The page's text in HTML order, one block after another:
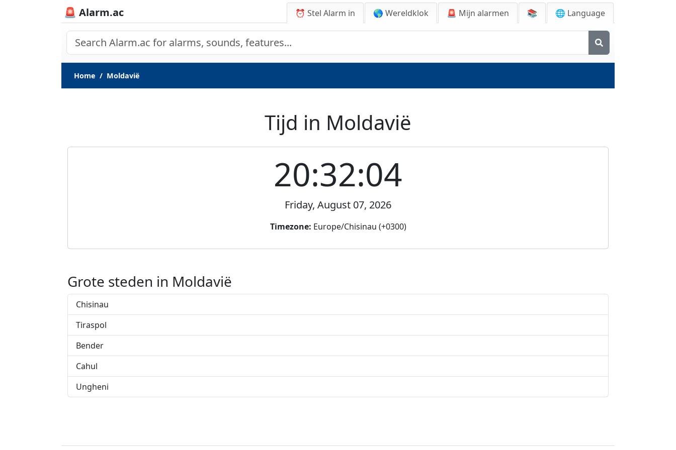
🚨 Alarm.ac ⏰ Stel Alarm in 🌎 Wereldklok 🚨 Mijn alarmen 📚 🌐 Language
Home Moldavië
Tijd in Moldavië
20:32:04
Friday, August 07, 2026
Timezone: Europe/Chisinau (+0300)
Grote steden in Moldavië
Chisinau
Tiraspol
Bender
Cahul
Ungheni